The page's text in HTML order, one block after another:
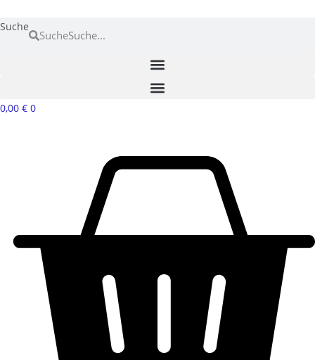
Inhalt
springen
Suche
Suche
0,00 € 0